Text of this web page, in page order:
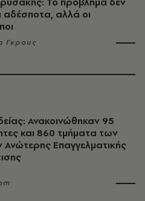
αδέσποτα, αλλά οι
Γκρους
Ανακοινώθηκαν 95
και 860 τμήματα των
Επαγγελματικής